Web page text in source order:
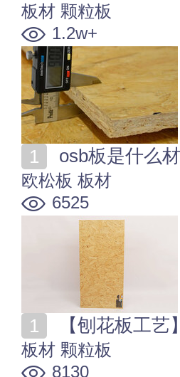
板材 颗粒板
1.2w+
osb板是什么
欧松板 板材
6525
【刨花板工
板材 颗粒板
8130